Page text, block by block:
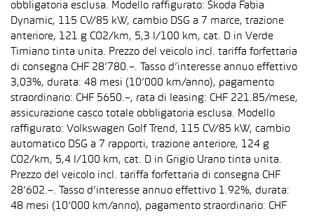
obbligatoria esclusa. Modello raffigurato: Škoda Fabia
Dynamic, 115 CV/85 kW, cambio DSG a 7 marce, trazione
anteriore, 121 g CO2/km, 5,3 l/100 km, cat. D in Verde
Timiano tinta unita. Prezzo del veicolo incl. tariffa forfettaria
di consegna CHF 28’780.–. Tasso d’interesse annuo effettivo
3,03%, durata: 48 mesi (10’000 km/anno), pagamento
straordinario: CHF 5650.–, rata di leasing: CHF 221.85/mese,
assicurazione casco totale obbligatoria esclusa. Modello
raffigurato: Volkswagen Golf Trend, 115 CV/85 kW, cambio
automatico DSG a 7 rapporti, trazione anteriore, 124 g
CO2/km, 5,4 l/100 km, cat. D in Grigio Urano tinta unita.
Prezzo del veicolo incl. tariffa forfettaria di consegna CHF
28’602.–. Tasso d’interesse annuo effettivo 1.92%, durata:
48 mesi (10’000 km/anno), pagamento straordinario: CHF